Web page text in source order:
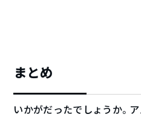
まとめ
いかがだったでしょうか。